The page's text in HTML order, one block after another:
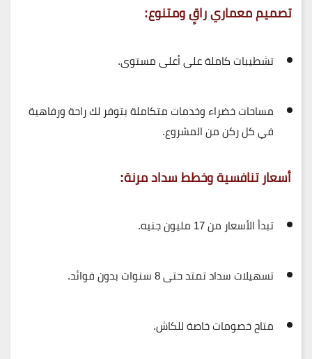
تصميم معماري راقٍ ومتنوع:
تشطيبات كاملة على أعلى مستوى.
مساحات خضراء وخدمات متكاملة بتوفر لك راحة ورفاهية
في كل ركن من المشروع.
أسعار تنافسية وخطط سداد مرنة:
تبدأ الأسعار من17 مليون جنيه .
تسهيلات سداد تمتد حتى8 سنوات بدون فوائد .
متاح خصومات خاصة للكاش.